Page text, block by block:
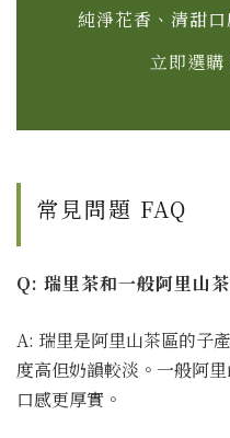
純淨花香、清甜
立即選購
常見問題 FAQ
Q: 瑞里茶和一般阿里山
A: 瑞里是阿里山茶區的子
度高但奶韻較淡。一般阿
口感更厚實。